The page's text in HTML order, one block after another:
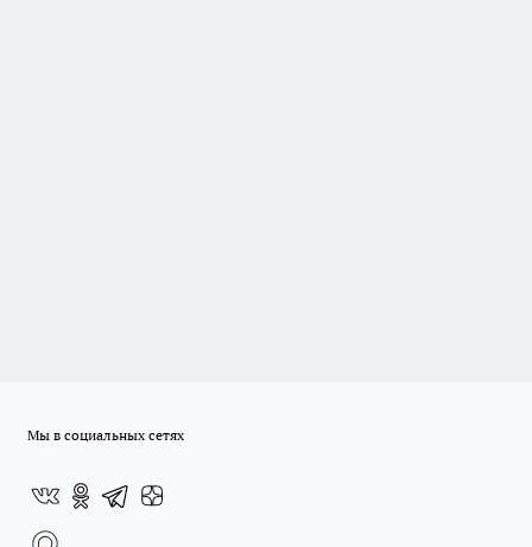
Мы в социальных сетях